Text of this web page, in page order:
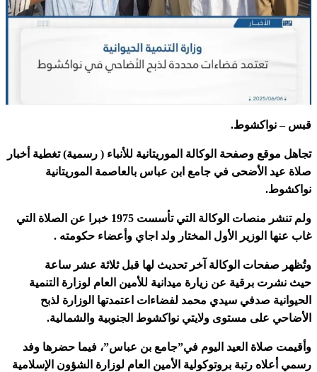
قبس – نواكشوط.
تجاهل موقع وصفحة الوكالة الموريتانية للأنباء ( رسمية) تغطية أخبار
صلاة عيد الأضحى في جامع ابن عباس بالعاصمة الموريتانية
نواكشوط.
ولم تنشر منصات الوكالة التي تأسست 1975 خبرا عن الصلاة التي
غاب عنها الوزير الأول المختار ولد اجاي وأعضاء حكومته .
وتُظهر صفحات الوكالة آخر تحديث لها قبل ثلاثة عشر ساعة
حيث نشرت برقية عن زيارة ميدانية للأمين العام لوزارة التنمية
الحيوانية صدفي سيدي محمد لفضاءات اعتمدتها الوزارة لذبح
الأضاحي على مستوى ولايتي نواكشوط الجنوبية والشمالية.
وأقيمت صلاة العيد اليوم في”جامع بن عباس”، فيما حضرها وفد
رسمي أعلاه رتبة بروتوكولية الأمين العام لوزارة الشؤون الإسلامية